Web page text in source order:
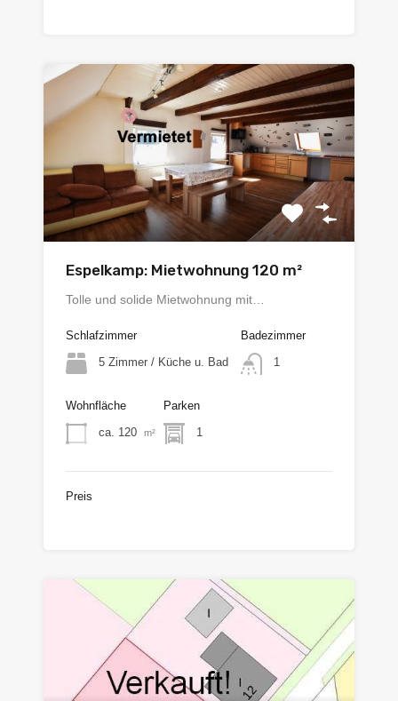
Espelkamp: Mietwohnung 120 m²
Tolle und solide Mietwohnung mit…
Schlafzimmer
5 Zimmer / Küche u. Bad
Badezimmer
1
Wohnfläche
ca. 120
m²
Parken
1
Preis